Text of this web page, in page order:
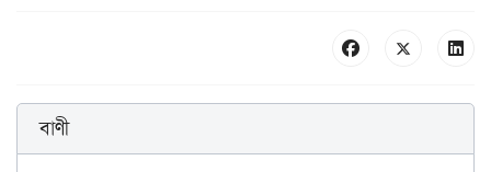
বাণী